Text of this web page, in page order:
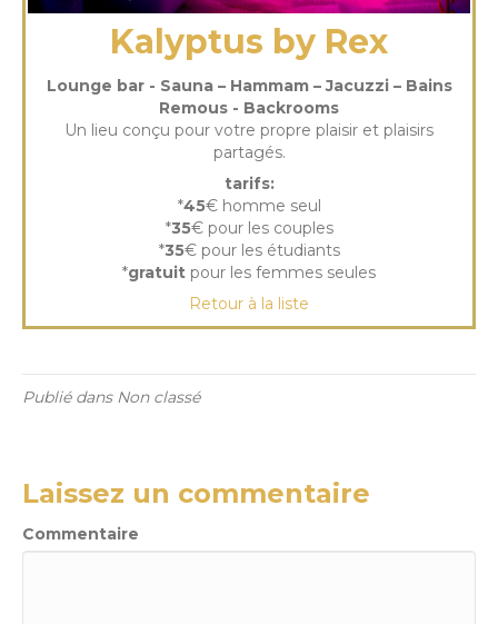
Kalyptus by Rex
Lounge bar - Sauna – Hammam – Jacuzzi – Bains
Remous - Backrooms
Un lieu conçu pour votre propre plaisir et plaisirs
partagés.
tarifs:
*45€ homme seul
*35€ pour les couples
*35€ pour les étudiants
*gratuit pour les femmes seules
Retour à la liste
Publié dans Non classé
Laissez un commentaire
Commentaire